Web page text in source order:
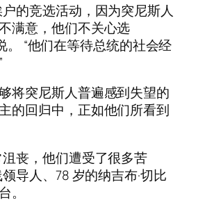
的竞选活动，因为突尼斯人
满意，他们不关心选
。 “他们在等待总统的社会经
将突尼斯人普遍感到失望的
的回归中，正如他们所看到
沮丧，他们遭受了很多苦
导人、78 岁的纳吉布·切比
。